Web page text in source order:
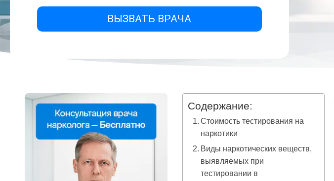
ВЫЗВАТЬ ВРАЧА
Содержание:
Стоимость тестирования на
наркотики
Виды наркотических веществ,
выявляемых при
тестировании в